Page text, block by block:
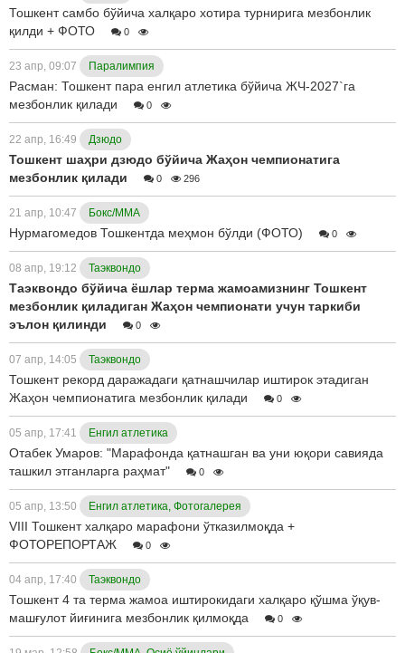
Тошкент самбо бўйича халқаро хотира турнирига мезбонлик
қилди + ФОТО
0
23 апр, 09:07 Паралимпия
Расман: Тошкент пара енгил атлетика бўйича ЖЧ-2027`га
мезбонлик қилади
0
22 апр, 16:49 Дзюдо
Тошкент шаҳри дзюдо бўйича Жаҳон чемпионатига
мезбонлик қилади
0 296
21 апр, 10:47 Бокс/ММА
Нурмагомедов Тошкентда меҳмон бўлди (ФОТО) 0
08 апр, 19:12 Таэквондо
Таэквондо бўйича ёшлар терма жамоамизнинг Тошкент
мезбонлик қиладиган Жаҳон чемпионати учун таркиби
эълон қилинди
0
07 апр, 14:05 Таэквондо
Тошкент рекорд даражадаги қатнашчилар иштирок этадиган
Жаҳон чемпионатига мезбонлик қилади
0
05 апр, 17:41 Енгил атлетика
Отабек Умаров: "Марафонда қатнашган ва уни юқори савияда
ташкил этганларга раҳмат"
0
05 апр, 13:50 Енгил атлетика, Фотогалерея
VIII Тошкент халқаро марафони ўтказилмоқда +
ФОТОРЕПОРТАЖ
0
04 апр, 17:40 Таэквондо
Тошкент 4 та терма жамоа иштирокидаги халқаро қўшма ўқув-
машғулот йиғинига мезбонлик қилмоқда
0